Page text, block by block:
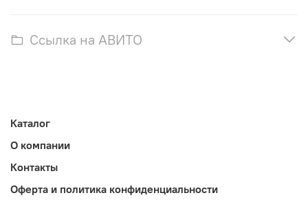
Ссылка на АВИТО
Каталог
О компании
Контакты
Оферта и политика конфиденциальности